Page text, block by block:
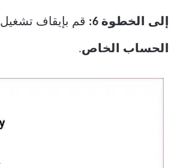
إلى الخطوة 6: قم بإيقاف تشغيل
الحساب الخاص.